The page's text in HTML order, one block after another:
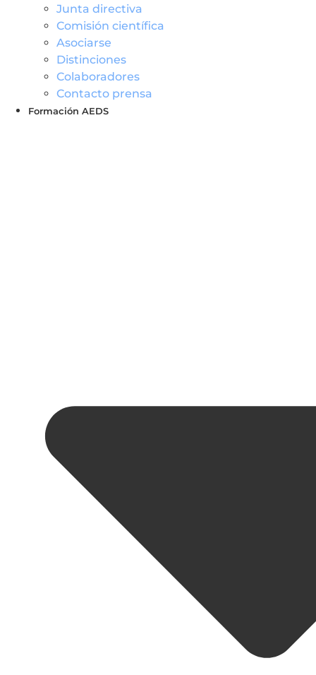
Junta directiva
Comisión científica
Asociarse
Distinciones
Colaboradores
Contacto prensa
Formación AEDS